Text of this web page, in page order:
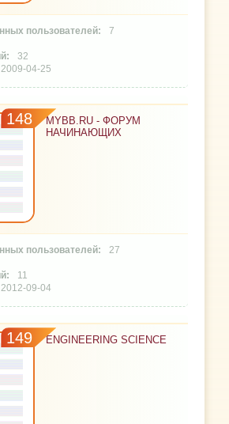
7
32
2009-04-25
148
MYBB.RU - ФОРУМ
НАЧИНАЮЩИХ
27
11
2012-09-04
149 ENGINEERING SCIENCE